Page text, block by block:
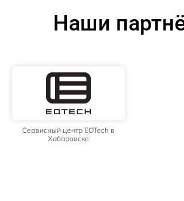
Наши
Сервисный центр EOTech в
Хабаровске